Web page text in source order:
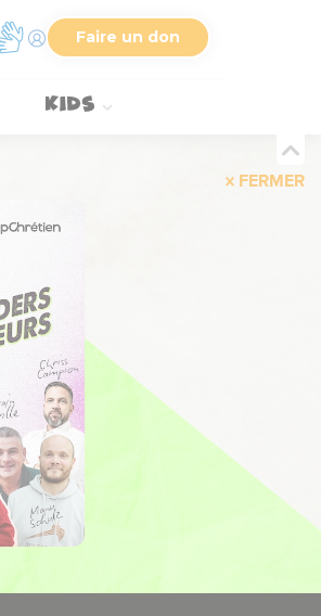
Faire un don
FERMER